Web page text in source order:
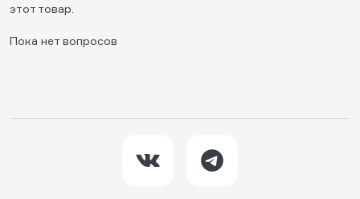
этот товар.
Пока нет вопросов